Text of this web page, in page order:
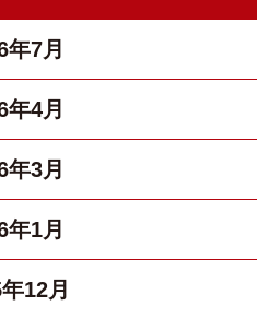
年7月
年4月
年3月
年1月
12月